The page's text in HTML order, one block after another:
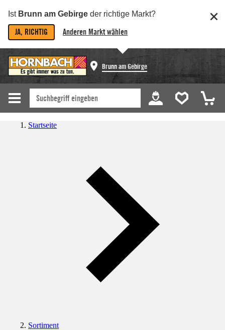
Ist Brunn am Gebirge der richtige Markt?
JA, RICHTIG Anderen Markt wählen
Brunn am Gebirge
Startseite
Sortiment